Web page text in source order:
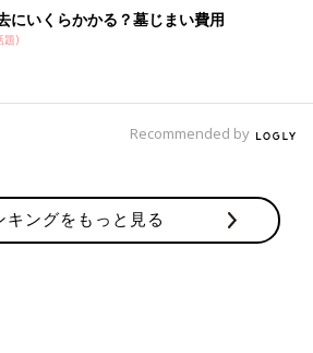
にいくらかかる？墓じまい費用
題)
Recommended by
キングをもっと見る